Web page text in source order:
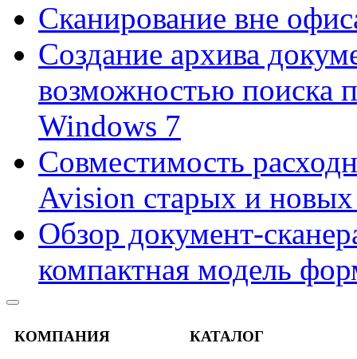
Сканирование вне
Создание архива
возможностью поиска
Windows 7
Совместимость
Avision старых и новых
Обзор документ-
компактная модель
КОМПАНИЯ КАТАЛОГ